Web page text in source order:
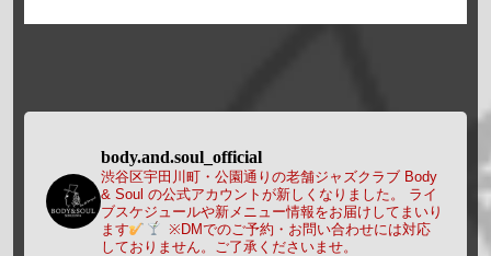
body.and.soul_official
渋谷区宇田川町・公園通りの老舗ジャズクラブ Body
& Soul の公式アカウントが新しくなりました。
ライ
ブスケジュールや新メニュー情報をお届けしてまいり
ます
※DMでのご予約・お問い合わせには対応
しておりません。ご了承くださいませ。